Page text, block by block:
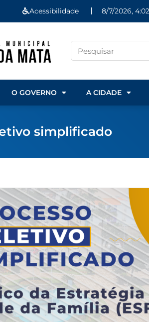
Acessibilidade 8/7/2026,
O GOVERNO A CIDADE
simplificado